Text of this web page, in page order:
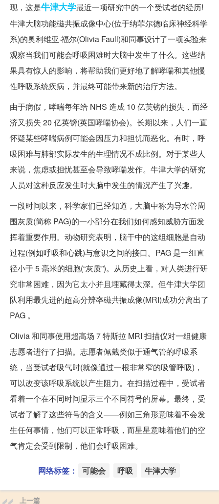
现，这是牛津大学最近一项研究中的一个受试者的经历!
牛津大脑功能磁共振成像中心(位于纳菲尔德临床神经科学
系)的奥利维亚·福尔(Olivia Faull)和同事设计了一项实验来
观察当我们可能会呼吸困难时大脑中发生了什么。这些结
果具有惊人的影响，将帮助我们更好地了解哮喘和其他慢
性呼吸系统疾病，并最终可能带来新的治疗方法。
由于病假，哮喘每年给 NHS 造成 10 亿英镑的损失，而经
济又损失 20 亿英镑(英国哮喘协会)。长期以来，人们一直
怀疑某些哮喘病例可能会因压力和担忧而恶化。有时，呼
吸困难与肺部实际发生的生理情况不成比例。对于某些人
来说，焦虑或担忧甚至会导致哮喘发作。牛津大学的研究
人员对这种反应发生时大脑中发生的情况产生了兴趣。
一段时间以来，科学家们已经知道，大脑中称为导水管周
围灰质(简称 PAG)的一小部分在我们如何感知威胁方面发
挥着重要作用。动物研究表明，脑干中的这组细胞是自动
过程(例如呼吸和心跳)与意识之间的接口。PAG 是一组直
径小于 5 毫米的细胞(“灰质”)。从历史上看，对人类进行研
究非常困难，因为它太小并且埋藏得太深。但牛津大学团
队利用最先进的超高分辨率磁共振成像(MRI)成功分离出了
PAG 。
Olivia 和同事使用超高场 7 特斯拉 MRI 扫描仪对一组健康
志愿者进行了扫描。志愿者佩戴类似于通气管的呼吸系
统，当受试者吸气时(就像通过一根非常窄的吸管呼吸)，
可以改变该呼吸系统以产生阻力。在扫描过程中，受试者
看着一个在不同时间显示三个不同符号的屏幕。最终，受
试者了解了这些符号的含义——例如三角形意味着不会发
生任何事情，他们可以正常呼吸，而星星意味着他们的空
气肯定会受到限制，他们会呼吸困难。
网络标签： 可能会 呼吸 牛津大学
上一篇